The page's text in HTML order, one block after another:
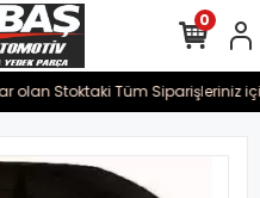
olan Stoktaki Tüm Siparişleriniz
0